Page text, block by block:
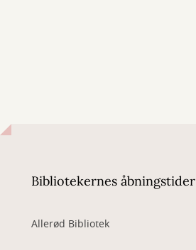
Bibliotekernes åbningstider
Allerød Bibliotek